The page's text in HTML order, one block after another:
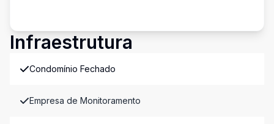
Infraestrutura
Condomínio Fechado
Empresa de Monitoramento